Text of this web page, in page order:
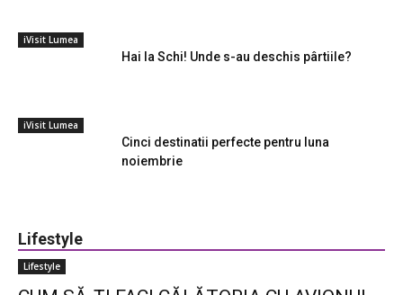
iVisit Lumea
Hai la Schi! Unde s-au deschis pârtiile?
iVisit Lumea
Cinci destinatii perfecte pentru luna
noiembrie
Lifestyle
Lifestyle